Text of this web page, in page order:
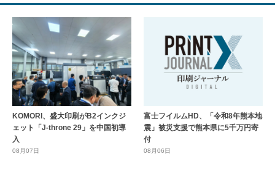
KOMORI、盛大印刷がB2インクジ
ェット「J-throne 29」を中国初導
入
08月07日
富士フイルムHD、「令和8年熊本地
震」被災支援で熊本県に5千万円寄
付
08月06日